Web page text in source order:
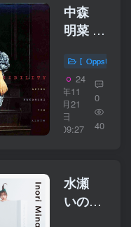
中森
明菜 –
／
24bit】
日本区
〖OppsUplus
24
年11
月21
日
09:27
0
40
水瀬
いのり